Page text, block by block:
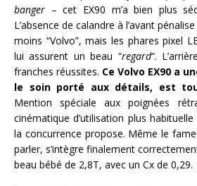
banger – cet EX90 m’a bien plus
L’absence de calandre à l’avant
moins “Volvo”, mais les phares pixel
lui assurent un beau “regard“.
franches réussites. Ce Volvo EX90 a
le soin porté aux détails, est
Mention spéciale aux poignées
cinématique d’utilisation plus
la concurrence propose. Même le
parler, s’intègre finalement
beau bébé de 2,8T, avec un Cx de 0,29.